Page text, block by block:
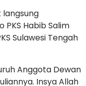
PKS Habib Salim
Sulawesi Tengah
Anggota Dewan
Insya Allah